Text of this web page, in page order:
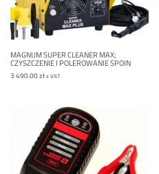
MAGNUM SUPER CLEANER MAX;
CZYSZCZENIE I POLEROWANIE SPOIN
3 490.00złz VAT